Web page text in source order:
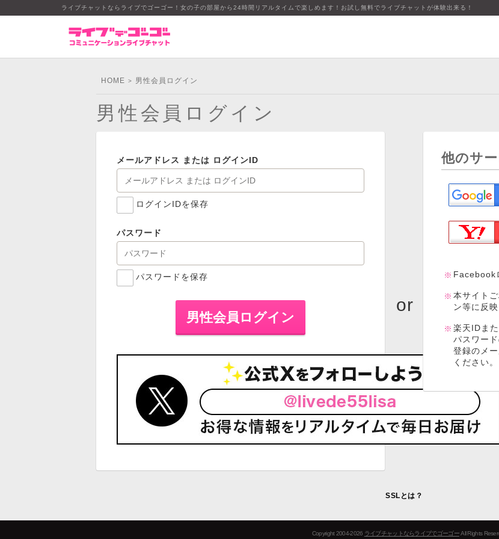
ライブチャットならライブでゴーゴー！女の子の部屋から24時間リアルタイムで楽しめます！お試し無料でライブチャットが体験出来る！
HOME > 男性会員ログイン
男性会員ログイン
メールアドレス または ログインID
ログインIDを保存
パスワード
パスワードを保存
他のサ
Facebook
本サイト
ン等に反
楽天IDま
パスワー
登録のメ
ください。
SSLとは？
Copyright 2004-2026 ライブチャットならライブでゴーゴーAll Rights